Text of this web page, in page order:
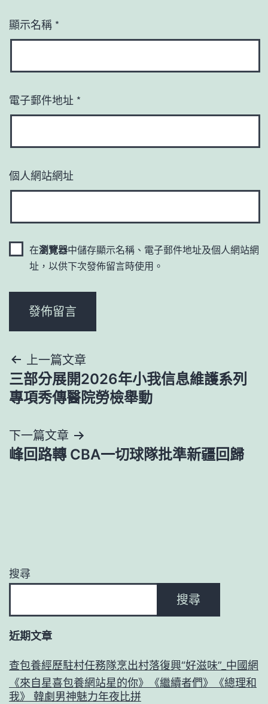
顯示名稱 *
電子郵件地址 *
個人網站網址
在瀏覽器中儲存顯示名稱、電子郵件地址及個人網站網
址，以供下次發佈留言時使用。
文
章
覽
上一篇文章
三部分展開2026年小我信息維護系列
專項秀傳醫院勞檢舉動
下一篇文章
峰回路轉 CBA一切球隊批準新疆回歸
搜尋
搜尋
近期文章
查包養經歷駐村任務隊烹出村落復興“好滋味”_中國網
《來自星喜包養網站星的你》《繼續者們》《總理和
我》 韓劇男神魅力年夜比拼